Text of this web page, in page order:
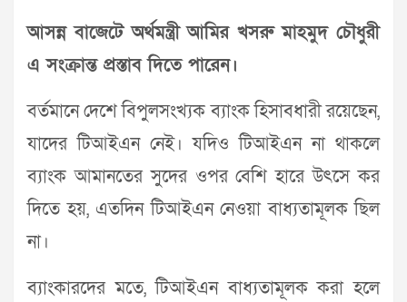
আসন্ন বাজেটে অর্থমন্ত্রী আমির খসরু মাহমুদ চৌধুরী
এ সংক্রান্ত প্রস্তাব দিতে পারেন।
বর্তমানে দেশে বিপুলসংখ্যক ব্যাংক হিসাবধারী রয়েছেন,
যাদের টিআইএন নেই। যদিও টিআইএন না থাকলে
ব্যাংক আমানতের সুদের ওপর বেশি হারে উৎসে কর
দিতে হয়, এতদিন টিআইএন নেওয়া বাধ্যতামূলক ছিল
না।
ব্যাংকারদের মতে, টিআইএন বাধ্যতামূলক করা হলে